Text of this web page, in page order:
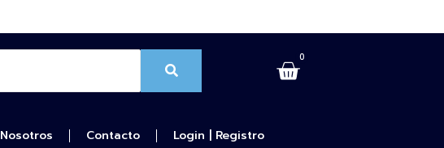
0
Nosotros Contacto Login | Registro